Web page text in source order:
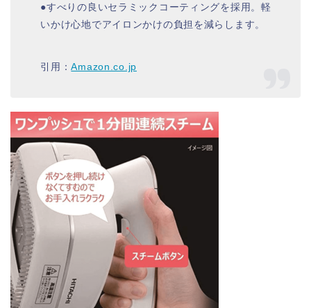
●すべりの良いセラミックコーティングを採用。軽
いかけ心地でアイロンかけの負担を減らします。
引用：Amazon.co.jp